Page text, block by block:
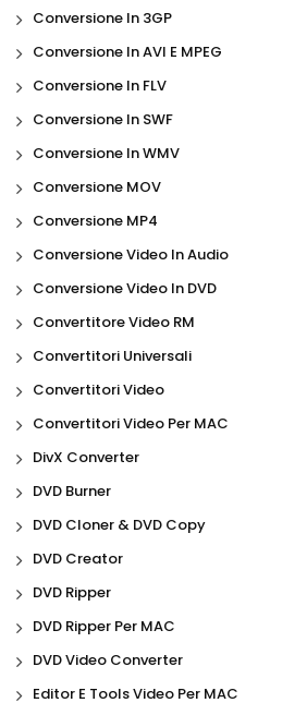
Conversione In 3GP
Conversione In AVI E MPEG
Conversione In FLV
Conversione In SWF
Conversione In WMV
Conversione MOV
Conversione MP4
Conversione Video In Audio
Conversione Video In DVD
Convertitore Video RM
Convertitori Universali
Convertitori Video
Convertitori Video Per MAC
DivX Converter
DVD Burner
DVD Cloner & DVD Copy
DVD Creator
DVD Ripper
DVD Ripper Per MAC
DVD Video Converter
Editor E Tools Video Per MAC